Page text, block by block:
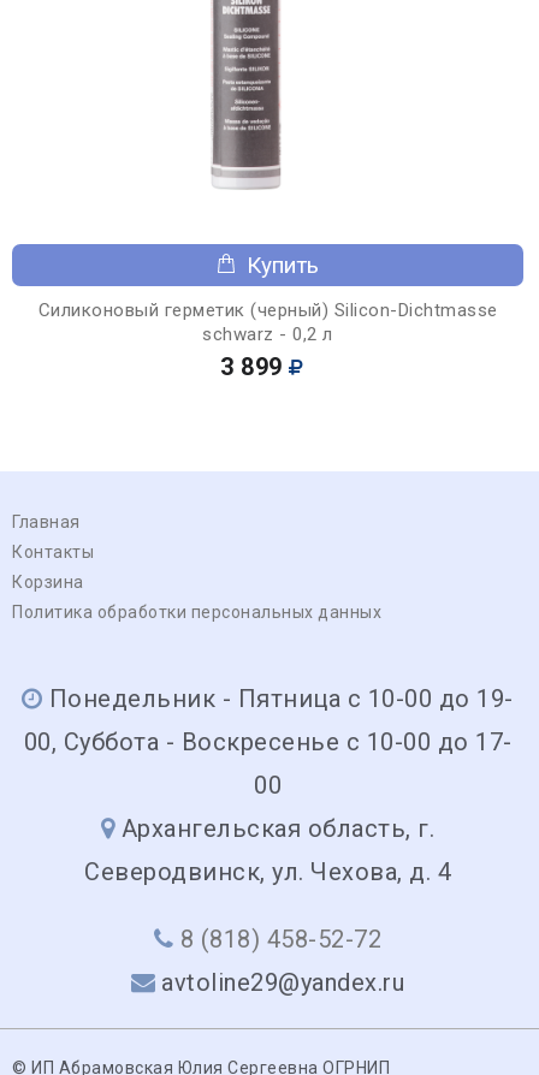
Купить
Силиконовый герметик (черный) Silicon-Dichtmasse
schwarz - 0,2 л
3 899
Главная
Контакты
Корзина
Политика обработки персональных данных
Понедельник - Пятница с 10-00 до 19-
00, Суббота - Воскресенье с 10-00 до 17-
00
Архангельская область, г.
Северодвинск, ул. Чехова, д. 4
8 (818) 458-52-72
avtoline29@yandex.ru
© ИП Абрамовская Юлия Сергеевна ОГРНИП